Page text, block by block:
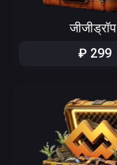
जीजीड्रॉप
₽ 299